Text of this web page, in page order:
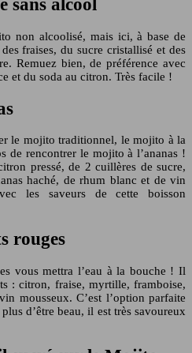
sans alcool
non alcoolisé, mais ici, à base de
fraises, du sucre cristallisé et des
Remuez bien, de préférence avec
et du soda au citron. Très facile !
le mojito traditionnel, le mojito à la
de rencontrer le mojito à l’ananas !
pressé, de 2 cuillères de sucre,
haché, de rhum blanc et de vin
les saveurs de cette boisson
rouges
vous mettra l’eau à la bouche ! Il
: citron, fraise, myrtille, framboise,
mousseux. C’est l’option parfaite
d’être beau, il est très savoureux